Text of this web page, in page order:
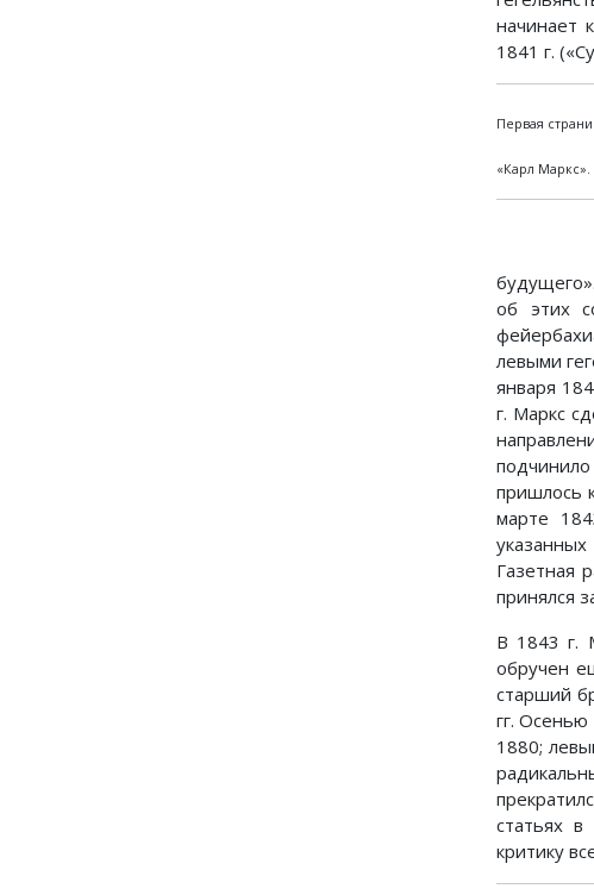
начинает
1841 г.
Первая
«Карл
об этих
левыми
января
г. Маркс
пришлось
марте
Газетная
принялся
В 1843 г.
обручен
старший
гг.
1880;
статьях
критику